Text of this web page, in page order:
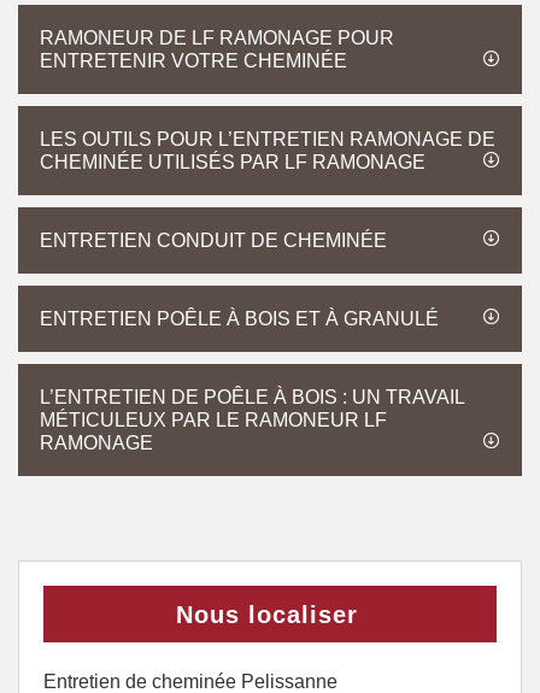
RAMONEUR DE LF RAMONAGE POUR
ENTRETENIR VOTRE CHEMINÉE
LES OUTILS POUR L’ENTRETIEN RAMONAGE DE
CHEMINÉE UTILISÉS PAR LF RAMONAGE
ENTRETIEN CONDUIT DE CHEMINÉE
ENTRETIEN POÊLE À BOIS ET À GRANULÉ
L’ENTRETIEN DE POÊLE À BOIS : UN TRAVAIL
MÉTICULEUX PAR LE RAMONEUR LF
RAMONAGE
Nous localiser
Entretien de cheminée Pelissanne